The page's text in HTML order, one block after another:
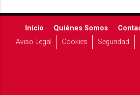
Inicio Quiénes Somos
Aviso Legal
Cookies Seguridad